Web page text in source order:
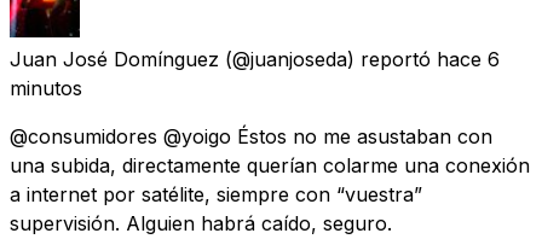
Juan José Domínguez (@juanjoseda) reportó hace 6
minutos
@consumidores @yoigo Éstos no me asustaban con
una subida, directamente querían colarme una conexión
a internet por satélite, siempre con “vuestra”
supervisión. Alguien habrá caído, seguro.